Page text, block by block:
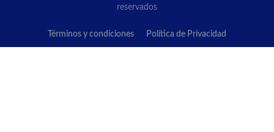
reservados
Términos y condiciones Política de Privacidad